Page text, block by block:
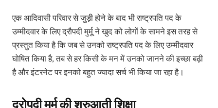
एक आदिवासी परिवार से जुड़ी होने के बाद भी राष्ट्रपति पद के
उम्मीदवार के लिए द्रौपदी मुर्मू ने खुद को लोगों के सामने इस तरह से
प्रस्तुत किया है कि जब से उनको राष्ट्रपति पद के लिए उम्मीदवार
घोषित किया है, तब से हर किसी के मन में उनको जानने की इच्छा बढ़ी
है और इंटरनेट पर इनको बहुत ज्यादा सर्च भी किया जा रहा है।
द्रोपदी मुर्मू की शुरुआती शिक्षा